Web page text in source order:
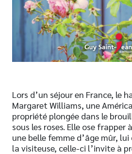
Lors d’un séjour en France, le
Margaret Williams, une
propriété plongée dans le
sous les roses. Elle ose frapper
une belle femme d’âge mûr,
la visiteuse, celle-ci l’invite à